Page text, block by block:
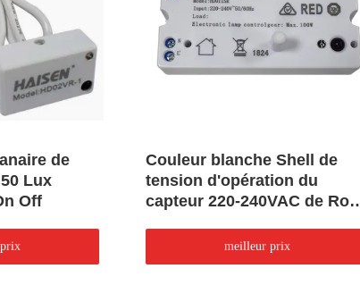
de
Lux
Off
Couleur blanche Shell de
tension d'opération du
capteur 220-240VAC de Rod
meilleur prix